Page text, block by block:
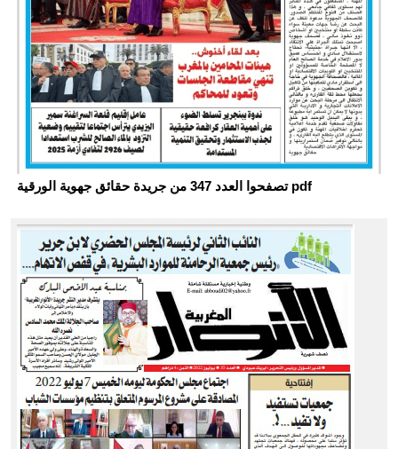
تصفحوا العدد 347 من جريدة حقائق جهوية الورقية pdf